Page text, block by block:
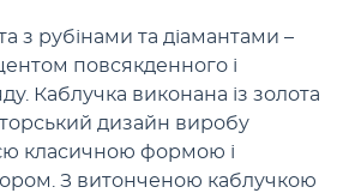
з рубінами та діамантами –
повсякденного і
Каблучка виконана із золота
дизайн виробу
класичною формою і
З витонченою каблучкою